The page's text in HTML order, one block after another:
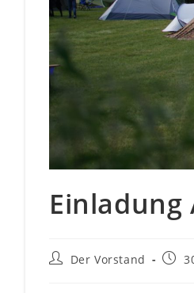
Einladung
Beitrags-
Der Vorstand